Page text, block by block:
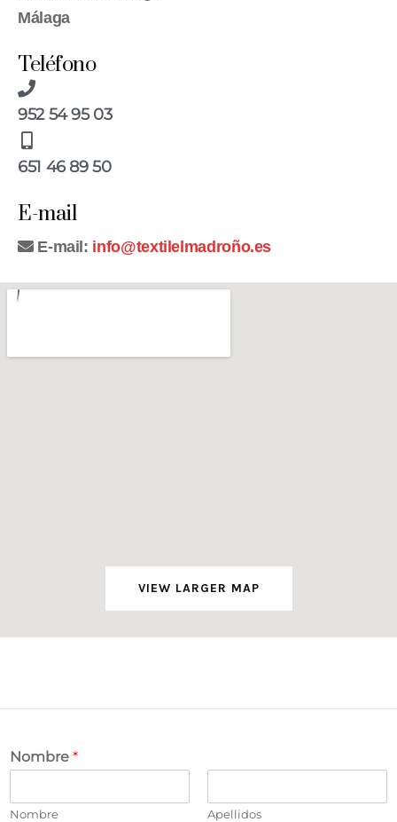
Málaga
Teléfono
952 54 95 03
651 46 89 50
E-mail
E-mail: info@textilelmadroño.es
VIEW LARGER MAP
Nombre *
Nombre Apellidos